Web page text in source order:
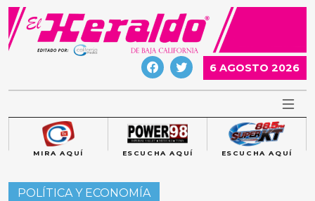
Skip
content
6 AGOSTO 2026
MIRA AQUÍ ESCUCHA AQUÍ ESCUCHA AQUÍ
POLÍTICA Y ECONOMÍA